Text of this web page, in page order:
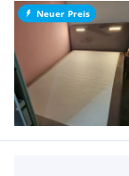
Neuer Preis